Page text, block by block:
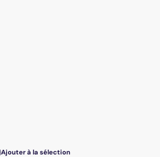
Ajouter à la sélection